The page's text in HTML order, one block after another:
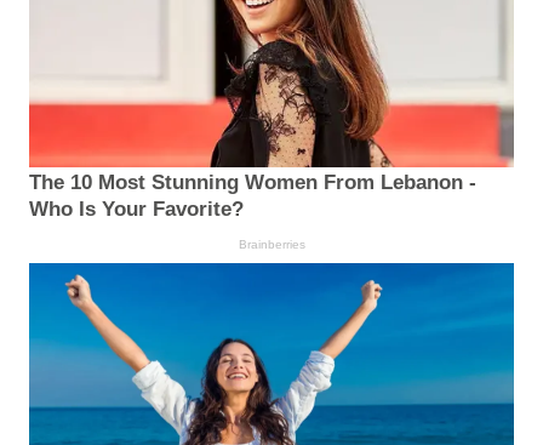
The 10 Most Stunning Women From Lebanon -
Who Is Your Favorite?
Brainberries